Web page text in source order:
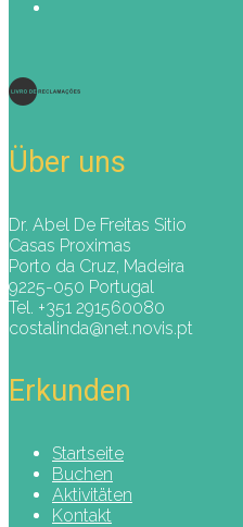
Über uns
Dr. Abel De Freitas Sitio
Casas Proximas
Porto da Cruz, Madeira
9225-050 Portugal
Tel. +351 291560080
costalinda@net.novis.pt
Erkunden
Startseite
Buchen
Aktivitäten
Kontakt